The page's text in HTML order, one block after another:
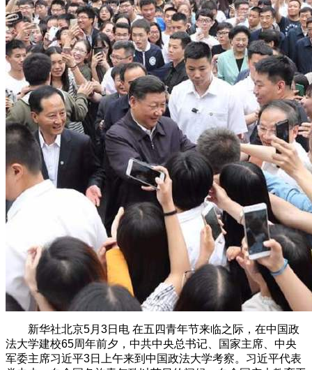
新华社北京5月3日电 在五四青年节来临之际，在中国政
法大学建校65周年前夕，中共中央总书记、国家主席、中央
军委主席习近平3日上午来到中国政法大学考察。习近平代表